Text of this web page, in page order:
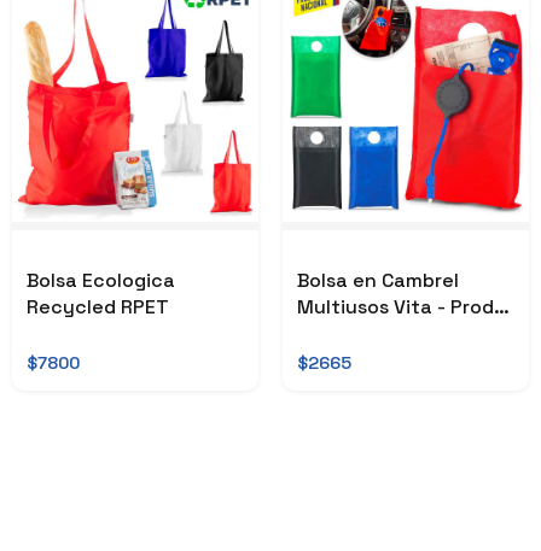
Bolsa Ecologica
Recycled RPET
$7800
Bolsa en Cambrel
Multiusos Vita - Prod
$2665